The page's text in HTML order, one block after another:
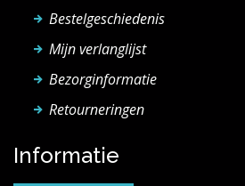
Bestelgeschiedenis
Mijn verlanglijst
Bezorginformatie
Retourneringen
Informatie